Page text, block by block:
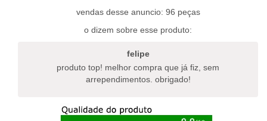
escolhidas
página
na
página
vendas desse anuncio: 96 peças
o dizem sobre esse produto:
felipe
produto top! melhor compra que já fiz, sem
arrependimentos. obrigado!